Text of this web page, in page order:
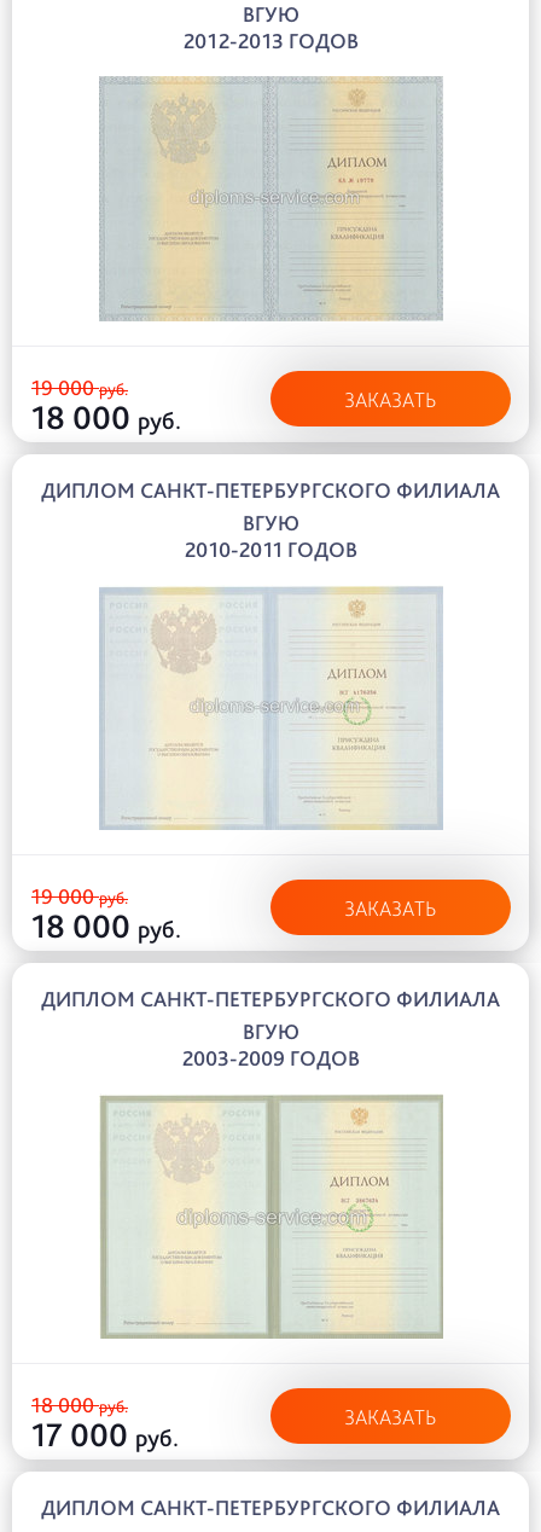
ВГУЮ
2012-2013 ГОДОВ
19 000руб.
18 000 руб.
ЗАКАЗАТЬ
ДИПЛОМ САНКТ-ПЕТЕРБУРГСКОГО ФИЛИАЛА
ВГУЮ
2010-2011 ГОДОВ
19 000руб.
18 000 руб.
ЗАКАЗАТЬ
ДИПЛОМ САНКТ-ПЕТЕРБУРГСКОГО ФИЛИАЛА
ВГУЮ
2003-2009 ГОДОВ
18 000руб.
17 000 руб.
ЗАКАЗАТЬ
ДИПЛОМ САНКТ-ПЕТЕРБУРГСКОГО ФИЛИАЛА